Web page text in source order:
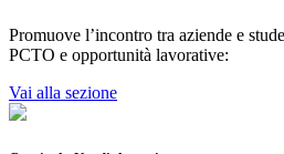
Promuove l’incontro tra aziende e
PCTO e opportunità lavorative:
Vai alla sezione